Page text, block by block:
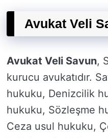
Avukat Veli
Avukat Veli Savun,
kurucu avukatıdır.
hukuku, Denizcilik
hukuku, Sözleşme
Ceza usul hukuku,